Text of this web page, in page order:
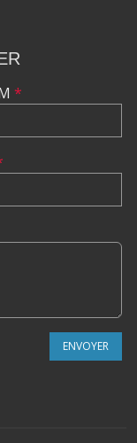
*
ENVOYER